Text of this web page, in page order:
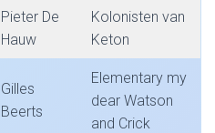
Pieter De
Hauw
Kolonisten van
Keton
Gilles
Beerts
Elementary my
dear Watson
and Crick